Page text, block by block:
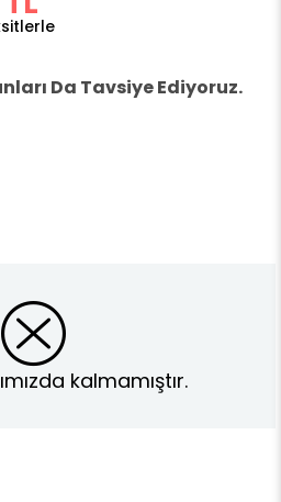
Da Tavsiye Ediyoruz.
kalmamıştır.